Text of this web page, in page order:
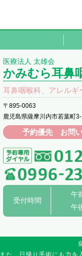
医療法人 太雄会
かみむら耳鼻
耳鼻咽喉科、アレルギ
〒895-0063
鹿児島県薩摩川内市若葉町
予約優先 お問
受付時間
午
午
また、日帰り手術にも力を